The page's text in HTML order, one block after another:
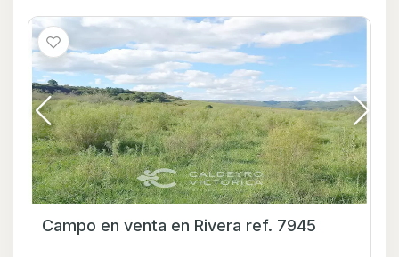
Campo en venta en Rivera ref. 7945